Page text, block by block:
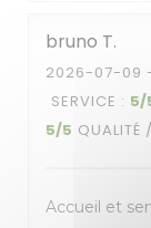
bruno T
2026-07-09
SERVICE : 5/
5/5 QUALITÉ
Accueil et